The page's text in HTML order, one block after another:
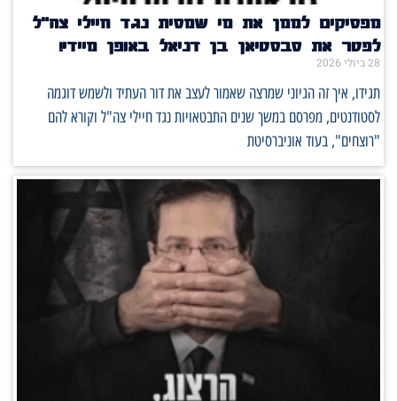
מפסיקים לממן את מי שמסית נגד חיילי צה"ל
לפטר את סבסטיאן בן דניאל באופן מיידי!
28 ביולי 2026
תגידו, איך זה הגיוני שמרצה שאמור לעצב את דור העתיד ולשמש דוגמה
לסטודנטים, מפרסם במשך שנים התבטאויות נגד חיילי צה"ל וקורא להם
"רוצחים", בעוד אוניברסיטת